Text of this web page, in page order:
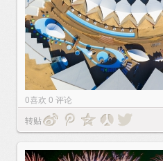
0喜欢 0 评论
转贴